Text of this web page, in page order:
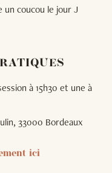
un coucou le jour J
à 15h30 et une à
33000 Bordeaux
ici